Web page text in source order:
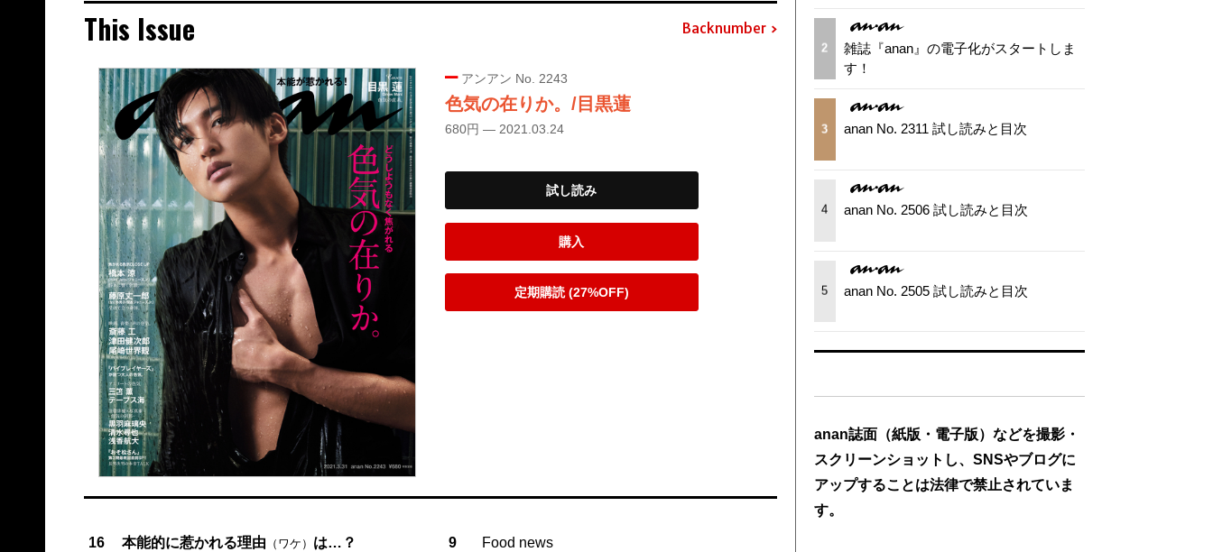
This Issue Backnumber
アンアン No. 2243
色気の在りか。/目黒蓮
680円 — 2021.03.24
試し読み
購入
定期購読 (27%OFF)
16 本能的に惹かれる理由 （ワケ） は…？ 9 Food news
2
雑誌『anan』の電子化がスタートしま
す！
3 anan No. 2311 試し読みと目次
4 anan No. 2506 試し読みと目次
5 anan No. 2505 試し読みと目次
anan誌面（紙版・電子版）などを撮影・
スクリーンショットし、SNSやブログに
アップすることは法律で禁止されていま
す。